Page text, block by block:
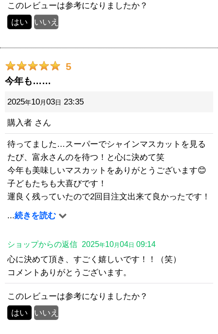
果物のいろんな美味しい食べ方がありましたら教えて
欲しいです。
このレビューは参考になりましたか？
はい いいえ
5
今年も……
2025年10月 03 日 23:35
購入者 さん
待ってました…スーパーでシャインマスカットを見る
たび、富永さんのを待つ！と心に決めて笑
今年も美味しいマスカットをありがとうございます😊
子どもたちも大喜びです！
運良く残っていたので2回目注文出来て良かったです！
よろしくお願いいたします！
...続きを読む
ショップからの返信 2025年10月 04日 09:14
心に決めて頂き、すごく嬉しいです！！（笑）
コメントありがとうございます。
このレビューは参考になりましたか？
はい いいえ